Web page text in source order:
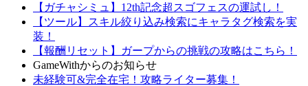
【ガチャシミュ】12th記念超スゴフェスの運試し！
【ツール】スキル絞り込み検索にキャラタグ検索を実
装！
【報酬リセット】ガープからの挑戦の攻略はこちら！
GameWithからのお知らせ
未経験可&完全在宅！攻略ライター募集！